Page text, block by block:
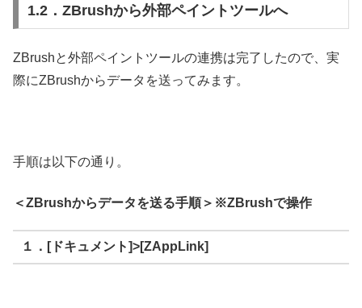
1.2．ZBrushから外部ペイントツールへ
ZBrushと外部ペイントツールの連携は完了したので、実
際にZBrushからデータを送ってみます。
手順は以下の通り。
＜ZBrushからデータを送る手順＞※ZBrushで操作
１．[ドキュメント]>[ZAppLink]